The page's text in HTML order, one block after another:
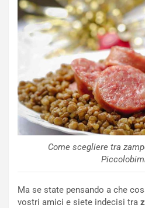
Come scegliere tra
Ma se state pensando a che
vostri amici e siete indecisi tra